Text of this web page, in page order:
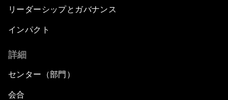
リーダーシップとガバナンス
インパクト
詳細
センター（部門）
会合